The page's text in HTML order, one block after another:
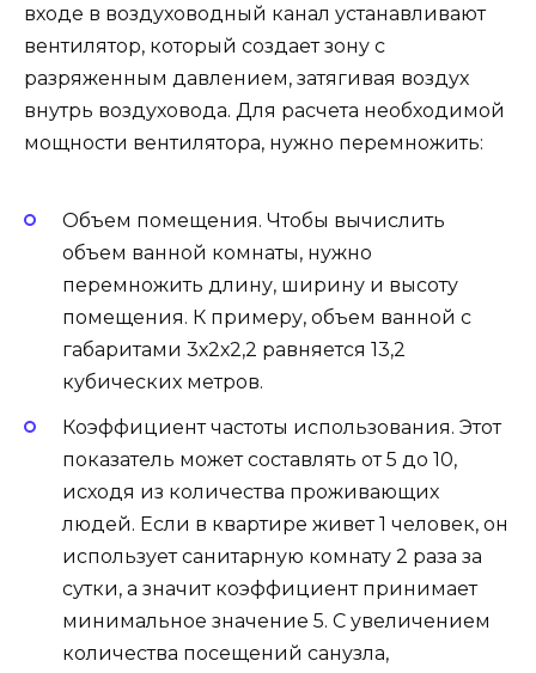
входе в воздуховодный канал устанавливают
вентилятор, который создает зону с
разряженным давлением, затягивая воздух
внутрь воздуховода. Для расчета необходимой
мощности вентилятора, нужно перемножить:
Объем помещения. Чтобы вычислить
объем ванной комнаты, нужно
перемножить длину, ширину и высоту
помещения. К примеру, объем ванной с
габаритами 3х2х2,2 равняется 13,2
кубических метров.
Коэффициент частоты использования. Этот
показатель может составлять от 5 до 10,
исходя из количества проживающих
людей. Если в квартире живет 1 человек, он
использует санитарную комнату 2 раза за
сутки, а значит коэффициент принимает
минимальное значение 5. С увеличением
количества посещений санузла,